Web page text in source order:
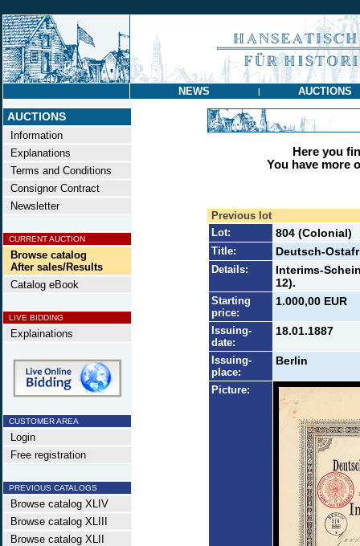
NEWS | AUCTIONS
AUCTIONS
Information
Explanations
Terms and Conditions
Consignor Contract
Newsletter
CURRENT AUCTION
Browse catalog
After sales/Results
Catalog eBook
LIVE BIDDING
Explainations
CUSTOMER AREA
Login
Free registration
PREVIOUS CATALOGS
Browse catalog XLIV
Browse catalog XLIII
Browse catalog XLII
Here you
You have more
Previous lot
Lot:
804 (Colonial)
Title: Deutsch-
Details:
Interims-
12).
Starting
price:
1.000,00 EUR
Issuing-
date:
18.01.1887
Issuing-
place:
Berlin
Picture: